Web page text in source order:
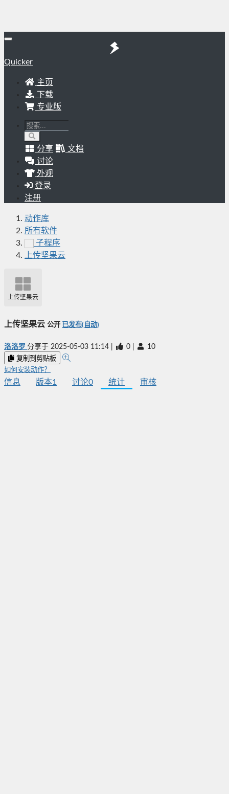
Quicker
主页
下载
专业版
分享
文档
讨论
外观
登录
注册
动作库
所有软件
子程序
上传坚果云
上传坚果云
上传坚果云 公开 已发布(自动)
洛洛罗 分享于 2025-05-03 11:14 0 10
复制到剪贴板
如何安装动作？
信息 版本1 讨论0 统计 审核